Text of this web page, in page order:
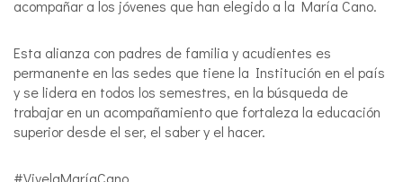
acompañar a los jóvenes que han elegido a la María Cano.
Esta alianza con padres de familia y acudientes es
permanente en las sedes que tiene la Institución en el país
y se lidera en todos los semestres, en la búsqueda de
trabajar en un acompañamiento que fortaleza la educación
superior desde el ser, el saber y el hacer.
#VivelaMaríaCano